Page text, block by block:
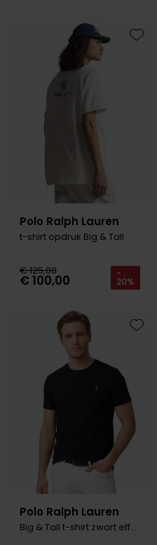
Polo Ralph Lauren
t-shirt opdruk Big & Tall
€ 125,00
€ 100,00 -
20%
Polo Ralph Lauren
Big & Tall t-shirt zwart effen